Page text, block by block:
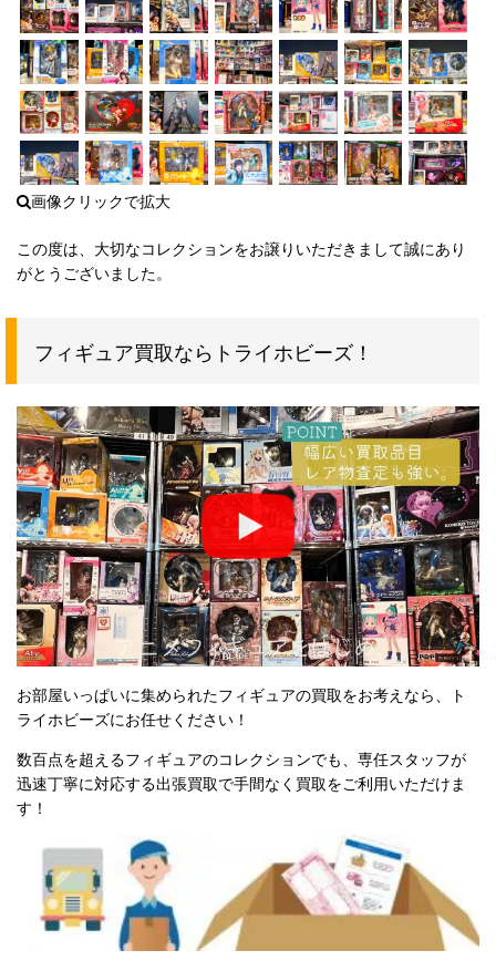
この度は、大切なコレクションをお譲りいただきまして誠にあり
がとうございました。
フィギュア買取ならトライホビーズ！
お部屋いっぱいに集められたフィギュアの買取をお考えなら、ト
ライホビーズにお任せください！
数百点を超えるフィギュアのコレクションでも、専任スタッフが
迅速丁寧に対応する出張買取で手間なく買取をご利用いただけま
す！